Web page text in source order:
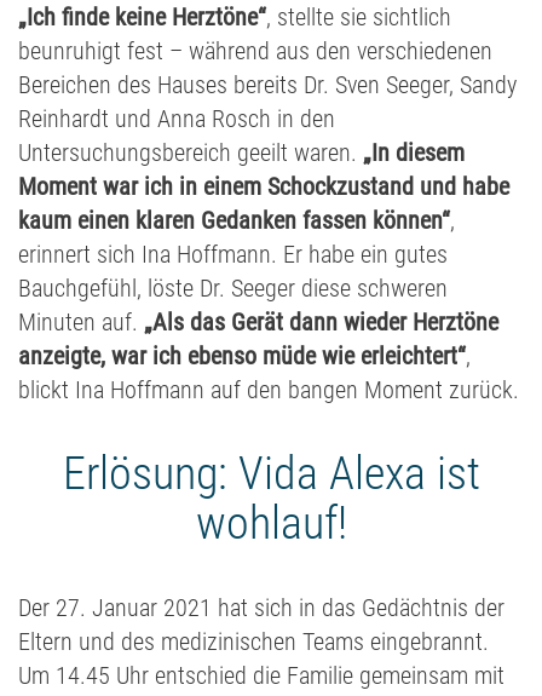
„Ich finde keine Herztöne“, stellte sie sichtlich
beunruhigt fest – während aus den verschiedenen
Bereichen des Hauses bereits Dr. Sven Seeger, Sandy
Reinhardt und Anna Rosch in den
Untersuchungsbereich geeilt waren. „In diesem
Moment war ich in einem Schockzustand und habe
kaum einen klaren Gedanken fassen können“,
erinnert sich Ina Hoffmann. Er habe ein gutes
Bauchgefühl, löste Dr. Seeger diese schweren
Minuten auf. „Als das Gerät dann wieder Herztöne
anzeigte, war ich ebenso müde wie erleichtert“,
blickt Ina Hoffmann auf den bangen Moment zurück.
Erlösung: Vida Alexa ist
wohlauf!
Der 27. Januar 2021 hat sich in das Gedächtnis der
Eltern und des medizinischen Teams eingebrannt.
Um 14.45 Uhr entschied die Familie gemeinsam mit